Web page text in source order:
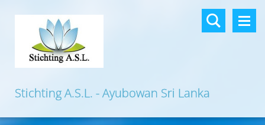
Stichting A.S.L. - Ayubowan Sri Lanka